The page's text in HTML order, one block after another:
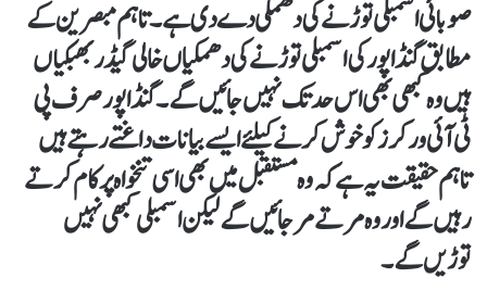
صوبائی اسمبلی توڑنے کی دھمکی دے دی ہے۔ تاہم مبصرین کے
مطابق گنڈاپور کی اسمبلی توڑنے کی دھمکیاں خالی گیڈر بھبکیاں
ہیں وہ کبھی بھی اس حد تک نہیں جائیں گے۔ گنڈاپور صرف پی
ٹی آئی ورکرز کو خوش کرنے کیلئے ایسے بیانات داغتے رہتے ہیں
تاہم حقیقت یہ ہے کہ وہ مستقبل میں بھی اسی تنخواہ پر کام کرتے
رہیں گے اور وہ مرتے مر جائیں گے لیکن اسمبلی کبھی نہیں
توڑیں گے۔